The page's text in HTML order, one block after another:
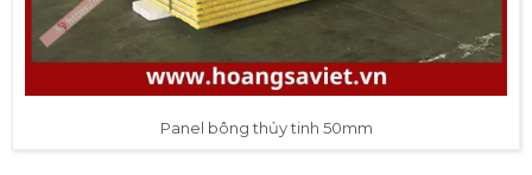
Panel bông thủy tinh 50mm